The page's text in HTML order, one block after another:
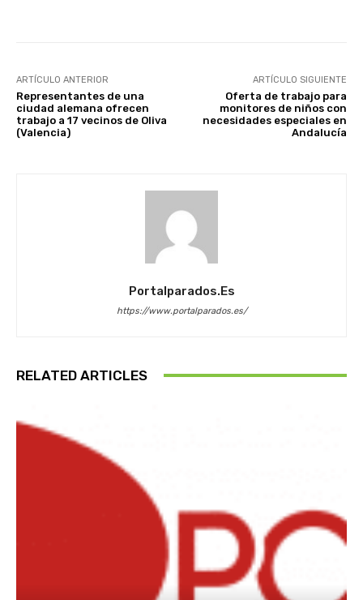
ARTÍCULO ANTERIOR
Representantes de una
ciudad alemana ofrecen
trabajo a 17 vecinos de Oliva
(Valencia)
ARTÍCULO SIGUIENTE
Oferta de trabajo para
monitores de niños con
necesidades especiales en
Andalucía
Portalparados.es
https://www.portalparados.es/
RELATED ARTICLES